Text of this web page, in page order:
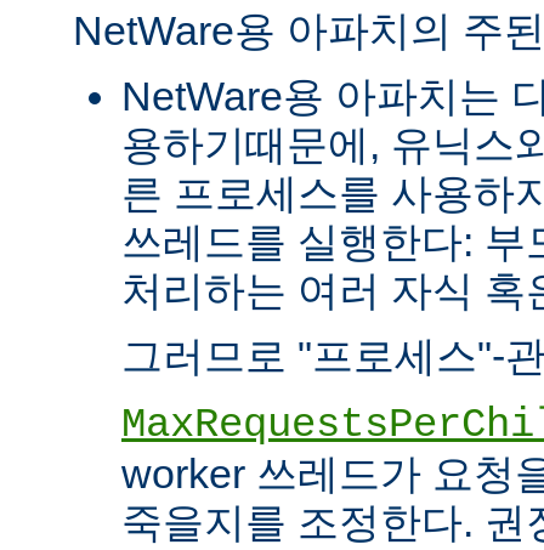
NetWare용 아파치의 주
NetWare용 아파치는
용하기때문에, 유닉스
른 프로세스를 사용하
쓰레드를 실행한다: 부
처리하는 여러 자식 혹
그러므로 "프로세스"-
worker 쓰레드가 요청
죽을지를 조정한다. 권